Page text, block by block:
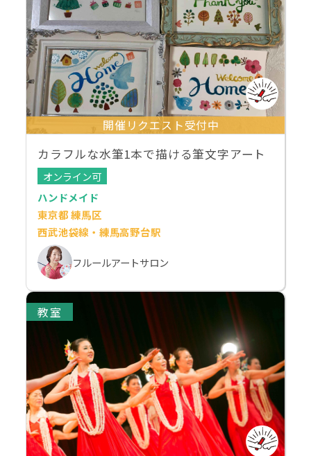
開催リクエスト受付中
カラフルな水筆1本で描ける筆文字アート
オンライン可
ハンドメイド
東京都 練馬区
西武池袋線・練馬高野台駅
フルールアートサロン
教室